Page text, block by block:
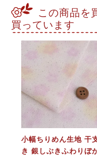
この商品を
買っています
小幅ちりめん生地 干
き 銀しぶきふわりぼ